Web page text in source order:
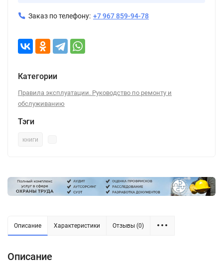
Заказ по телефону: +7 967 859-94-78
Категории
Правила эксплуатации. Руководство по ремонту и
обслуживанию
Тэги
книги
Описание Характеристики Отзывы (0)
Описание